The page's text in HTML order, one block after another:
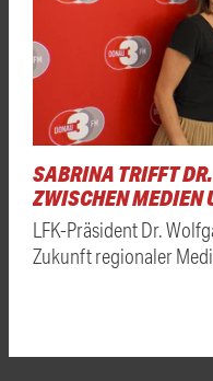
SABRINA TRIFFT
WISCHEN MEDIEN
LFK-Präsident Dr.
Zukunft regionaler